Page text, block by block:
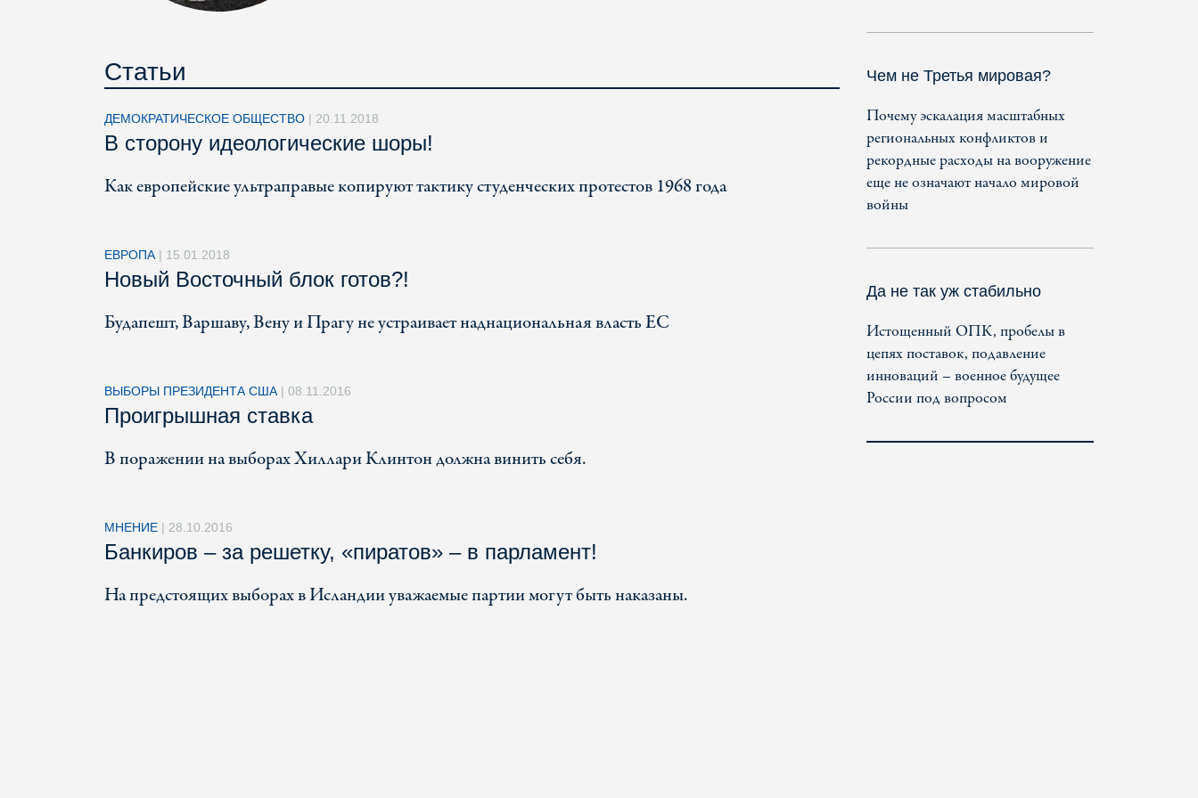
Статьи
ДЕМОКРАТИЧЕСКОЕ ОБЩЕСТВО | 20.11.2018
В сторону идеологические шоры!
Как европейские ультраправые копируют тактику студенческих протестов 1968 года
ЕВРОПА | 15.01.2018
Новый Восточный блок готов?!
Будапешт, Варшаву, Вену и Прагу не устраивает наднациональная власть ЕС
ВЫБОРЫ ПРЕЗИДЕНТА США | 08.11.2016
Проигрышная ставка
В поражении на выборах Хиллари Клинтон должна винить себя.
МНЕНИЕ | 28.10.2016
Банкиров – за решетку, «пиратов» – в парламент!
На предстоящих выборах в Исландии уважаемые партии могут быть наказаны.
Чем не Третья мировая?
Почему эскалация масштабных
региональных конфликтов и
рекордные расходы на вооружение
еще не означают начало мировой
войны
Да не так уж стабильно
Истощенный ОПК, пробелы в
цепях поставок, подавление
инноваций – военное будущее
России под вопросом